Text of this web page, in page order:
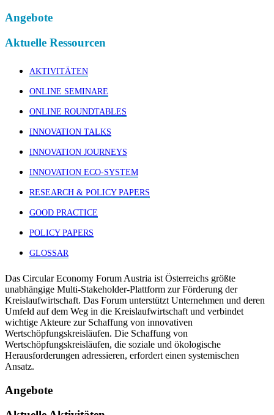
Angebote
Aktuelle Ressourcen
AKTIVITÄTEN
ONLINE SEMINARE
ONLINE ROUNDTABLES
INNOVATION TALKS
INNOVATION JOURNEYS
INNOVATION ECO-SYSTEM
RESEARCH & POLICY PAPERS
GOOD PRACTICE
POLICY PAPERS
GLOSSAR
Das Circular Economy Forum Austria ist Österreichs größte
unabhängige Multi-Stakeholder-Plattform zur Förderung der
Kreislaufwirtschaft. Das Forum unterstützt Unternehmen und deren
Umfeld auf dem Weg in die Kreislaufwirtschaft und verbindet
wichtige Akteure zur Schaffung von innovativen
Wertschöpfungskreisläufen. Die Schaffung von
Wertschöpfungskreisläufen, die soziale und ökologische
Herausforderungen adressieren, erfordert einen systemischen
Ansatz.
Angebote